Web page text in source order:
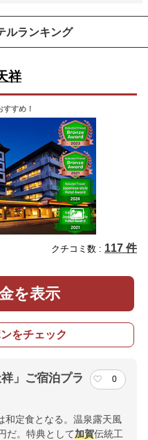
ルランキング
祥
すすめ！
クチコミ数 : 117 件
を表示
をチェック
」ご宿泊プラ
0
和定食となる。温泉露天風
だ。特典として加賀伝統工